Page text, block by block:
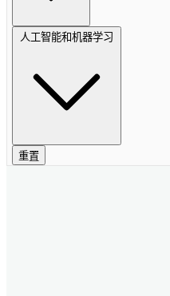
人工智能和机器学习
重置